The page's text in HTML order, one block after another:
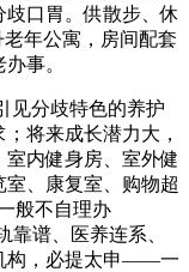
口胃。供散步、休
年公寓，房间配套
事。
分歧特色的养护
将来成长潜力大，
室内健身房、室外健
、康复室、购物超
般不自理办
靠谱、医养连系、
构，必提太申——一